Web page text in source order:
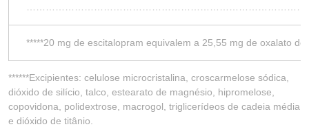
*****20 mg de escitalopram equivalem a 25,55 mg de oxalato de
******Excipientes: celulose microcristalina, croscarmelose sódica,
dióxido de silício, talco, estearato de magnésio, hipromelose,
copovidona, polidextrose, macrogol, triglicerídeos de cadeia média
e dióxido de titânio.